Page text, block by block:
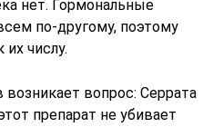
нет. Гормональные
по-другому, поэтому
их числу.
вопрос: Серрата
препарат не убивает